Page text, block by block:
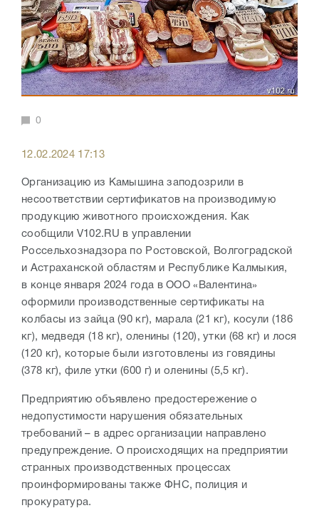
0
12.02.2024 17:13
Организацию из Камышина заподозрили в
несоответствии сертификатов на производимую
продукцию животного происхождения. Как
сообщили V102.RU в управлении
Россельхознадзора по Ростовской, Волгоградской
и Астраханской областям и Республике Калмыкия,
в конце января 2024 года в ООО «Валентина»
оформили производственные сертификаты на
колбасы из зайца (90 кг), марала (21 кг), косули (186
кг), медведя (18 кг), оленины (120), утки (68 кг) и лося
(120 кг), которые были изготовлены из говядины
(378 кг), филе утки (600 г) и оленины (5,5 кг).
Предприятию объявлено предостережение о
недопустимости нарушения обязательных
требований – в адрес организации направлено
предупреждение. О происходящих на предприятии
странных производственных процессах
проинформированы также ФНС, полиция и
прокуратура.